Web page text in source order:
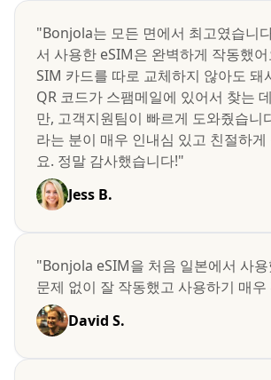
"Bonjola는 모든 면에서 최고였습니
서 사용한 eSIM은 완벽하게 작동했
SIM 카드를 따로 교체하지 않아도 돼
QR 코드가 스팸메일에 있어서 찾는
만, 고객지원팀이 빠르게 도와줬습니
라는 분이 매우 인내심 있고 친절하게
요. 정말 감사했습니다!"
Jess B.
"Bonjola eSIM을 처음 일본에서 사용
문제 없이 잘 작동했고 사용하기 매
David S.